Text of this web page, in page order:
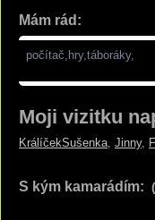
Mám rád:
počítač,hry,táboráky,
Moji vizitku
KrálíčekSušenka, Jinny,
S kým kamarádím: